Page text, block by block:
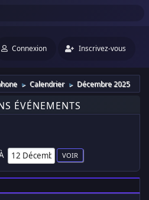
Connexion Inscrivez-vous
► Calendrier ► Décembre 2025
ÉVÉNEMENTS